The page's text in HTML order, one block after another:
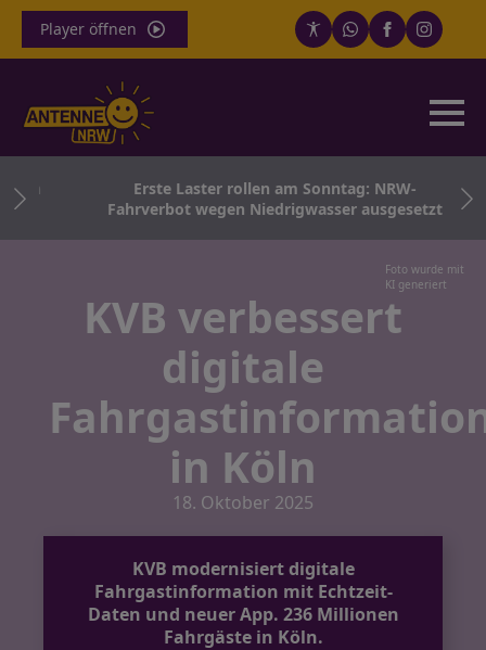
Player öffnen
Erste Laster rollen am Sonntag: NRW-
Fahrverbot wegen Niedrigwasser ausgesetzt
Foto wurde mit
KI generiert
KVB verbessert
digitale
in Köln
18. Oktober 2025
KVB modernisiert digitale
Fahrgastinformation mit Echtzeit-
Daten und neuer App. 236 Millionen
Fahrgäste in Köln.